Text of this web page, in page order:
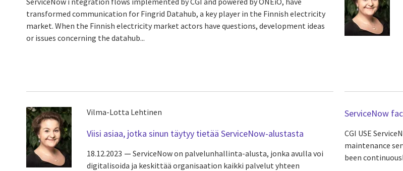
transformed communication for Fingrid Datahub, a key player in the Finnish electricity
market. When the Finnish electricity market actors have questions, development ideas
or issues concerning the datahub...
Vilma-Lotta Lehtinen
Viisi asiaa, jotka sinun täytyy tietää ServiceNow-alustasta
18.12.2023
ServiceNow on palvelunhallinta-alusta, jonka avulla voi
digitalisoida ja keskittää organisaation kaikki palvelut yhteen
ServiceNow
CGI USE
maintenance
been